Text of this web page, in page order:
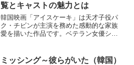
覧とキャストの魅力とは
韓国映画「アイスケーキ」は天才子役パ
ク・チビンが主演を務めた感動的な家族
愛を描いた作品です。ベテラン女優シ
ミッシング～彼らがいた（韓国）